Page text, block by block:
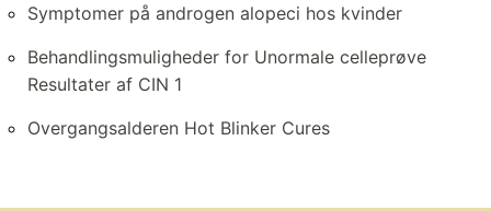
Symptomer på androgen alopeci hos kvinder
Behandlingsmuligheder for Unormale celleprøve
Resultater af CIN 1
Overgangsalderen Hot Blinker Cures